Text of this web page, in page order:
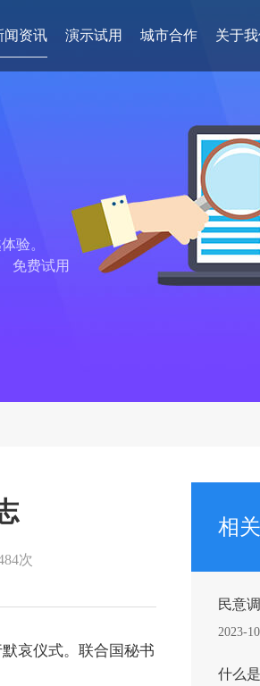
闻资讯 演示试用 城市合作 关于
验。
免费试用
次
哀仪式。联合国秘书
相
民意
2023-
什么